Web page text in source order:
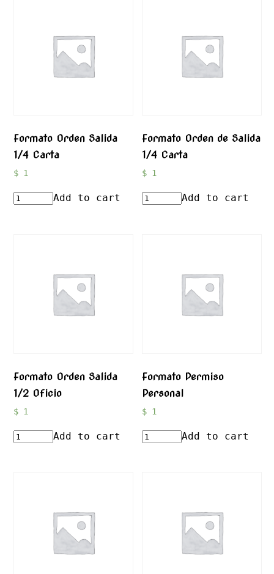
Formato Orden Salida
1/4 Carta
$1
Add to cart
Formato Orden de Salida
1/4 Carta
$ 1
Add to cart
Formato Orden Salida
1/2 Oficio
$1
Add to cart
Formato Permiso
Personal
$ 1
Add to cart